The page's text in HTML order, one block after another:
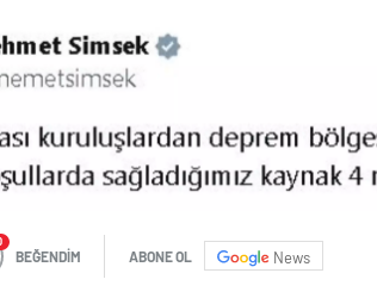
BEĞENDİM ABONE OL News